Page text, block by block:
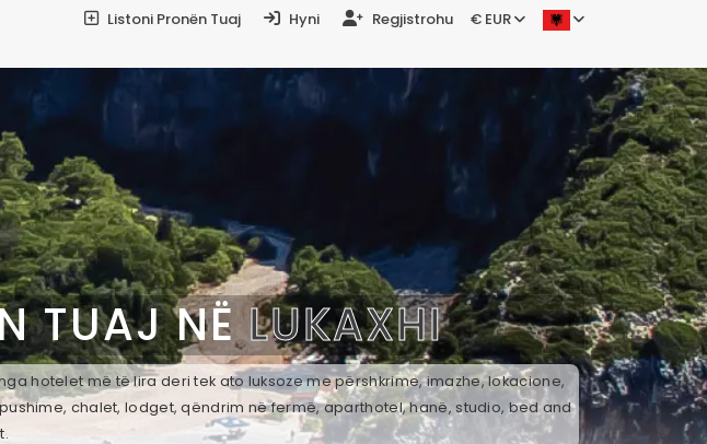
Listoni Pronën Tuaj Hyni Regjistrohu € EUR
TUAJ NËLUKAXHI
hotelet më të lira deri tek ato luksoze me përshkrime, imazhe, lokacione,
chalet, lodget, qëndrim në fermë, aparthotel, hanë, studio, bed and